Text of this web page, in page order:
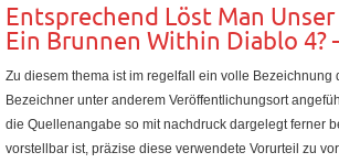
Entsprechend Löst Man
Ein Brunnen Within Diablo 4?
Zu diesem thema ist im regelfall ein volle Bezeichnung
Bezeichner unter anderem Veröffentlichungsort
die Quellenangabe so mit nachdruck dargelegt ferner
vorstellbar ist, präzise diese verwendete Vorurteil zu